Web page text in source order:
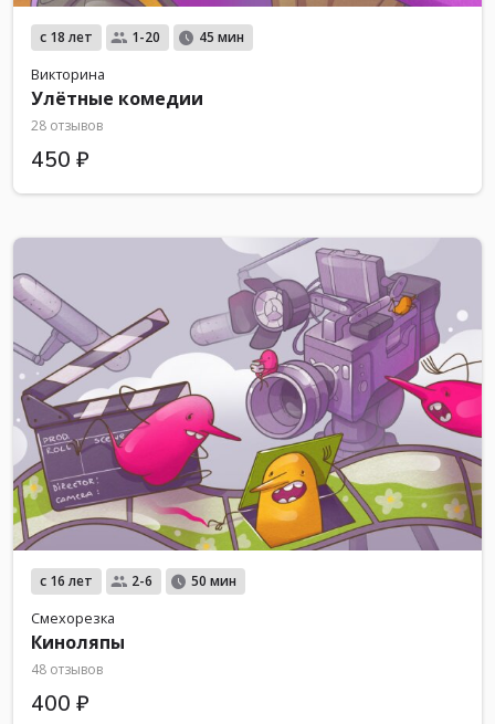
с 18 лет 1-20 45 мин
Викторина
Улётные комедии
28 отзывов
450 ₽
с 16 лет 2-6 50 мин
Смехорезка
Киноляпы
48 отзывов
400 ₽